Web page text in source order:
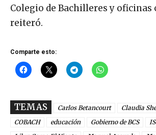
Colegio de Bachilleres y oficinas
reiteró.
Comparte esto:
TEMAS Carlos Betancourt
Claudia
COBACH
educación Gobierno de BCS